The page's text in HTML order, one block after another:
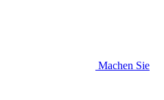
Machen Sie